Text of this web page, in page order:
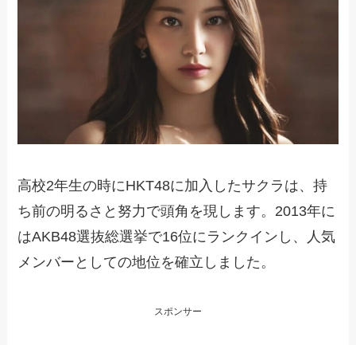
高校2年生の時にHKT48に加入したサクラは、持
ち前の明るさと努力で頭角を現します。2013年に
はAKB48選抜総選挙で16位にランクインし、人気
メンバーとしての地位を確立しました。
スポンサー